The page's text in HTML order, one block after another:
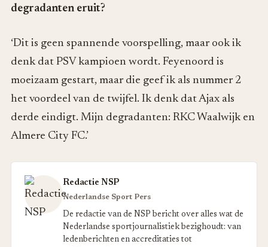
degradanten eruit?
‘Dit is geen spannende voorspelling, maar ook ik
denk dat PSV kampioen wordt. Feyenoord is
moeizaam gestart, maar die geef ik als nummer 2
het voordeel van de twijfel. Ik denk dat Ajax als
derde eindigt. Mijn degradanten: RKC Waalwijk en
Almere City FC.’
Redactie NSP
Nederlandse Sport Pers
De redactie van de NSP bericht over alles wat de
Nederlandse sportjournalistiek bezighoudt: van
ledenberichten en accreditaties tot